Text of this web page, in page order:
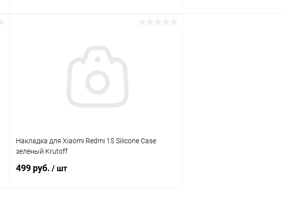
Накладка для Xiaomi Redmi 15 Silicone Case
зеленый Krutoff
499 руб. / шт